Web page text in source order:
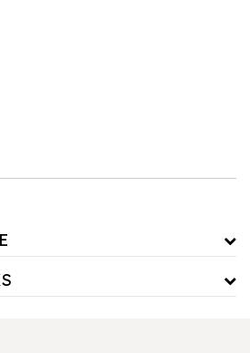
veelzijdige look die altijd goed zit. Duik in ons